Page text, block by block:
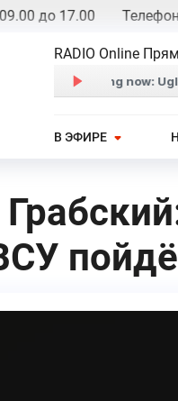
до 17.00 Телефон
RADIO Online
В ЭФИРЕ